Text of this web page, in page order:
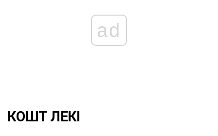
ad
КОШТ ЛЕКІ